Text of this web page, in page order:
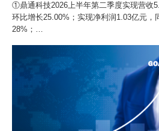
①鼎通科技2026上半年第二季度实现营收
环比增长25.00%；实现净利润1.03亿元，
28%；
速连接器之后，驱动公司未来发展的第二